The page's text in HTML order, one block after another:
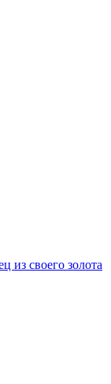
из своего золота